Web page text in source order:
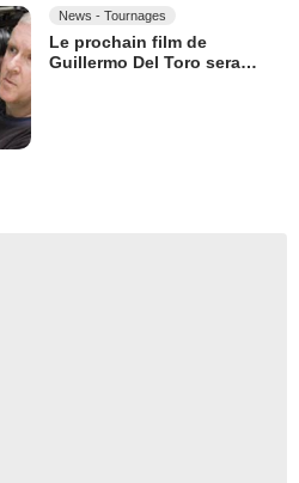
News - Tournages
Le prochain film de
Guillermo Del Toro sera…